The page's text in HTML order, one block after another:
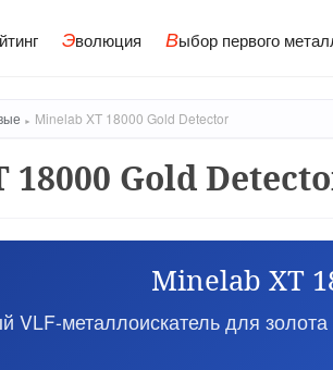
Эволюция Выбор первого
Minelab XT 18000 Gold Detector
18000 Gold
Minelab XT
VLF-металлоискатель для